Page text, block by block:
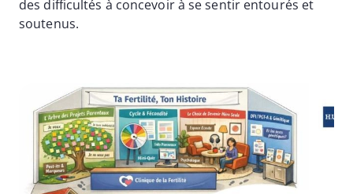
des difficultés à concevoir à se sentir entourés et
soutenus.